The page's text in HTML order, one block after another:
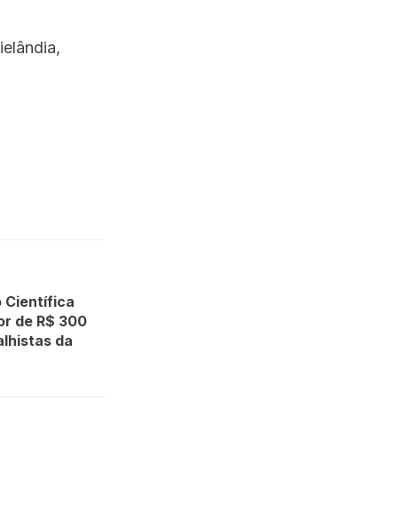
Científica
de R$ 300
da